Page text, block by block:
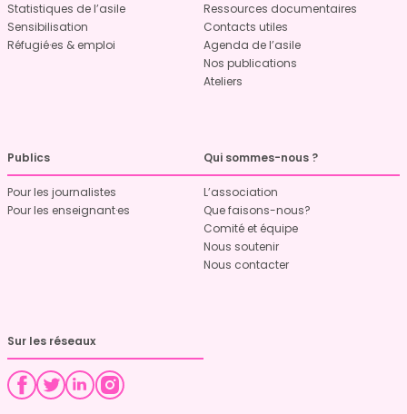
Statistiques de l’asile
Sensibilisation
Réfugié·es & emploi
Ressources documentaires
Contacts utiles
Agenda de l’asile
Nos publications
Ateliers
Publics
Pour les journalistes
Pour les enseignant·es
Qui sommes-nous ?
L’association
Que faisons-nous?
Comité et équipe
Nous soutenir
Nous contacter
Sur les réseaux